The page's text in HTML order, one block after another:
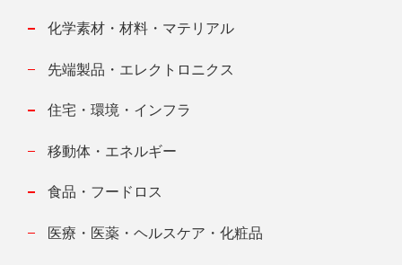
化学素材・材料・マテリアル
先端製品・エレクトロニクス
住宅・環境・インフラ
移動体・エネルギー
食品・フードロス
医療・医薬・ヘルスケア・化粧品